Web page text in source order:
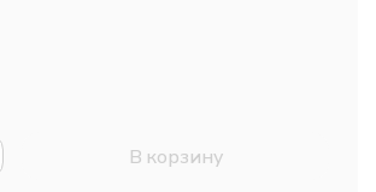
В корзину